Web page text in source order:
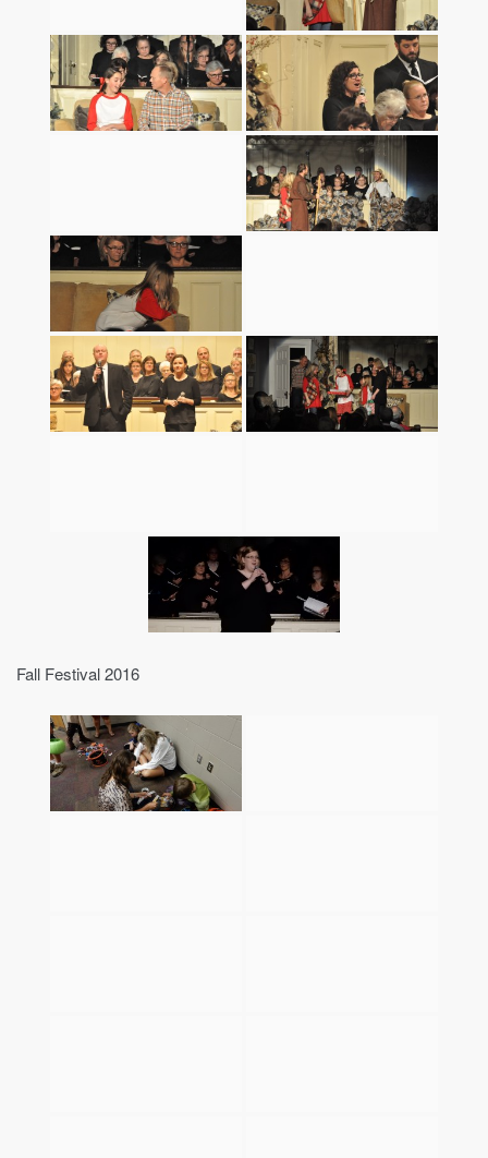
Fall Festival 2016